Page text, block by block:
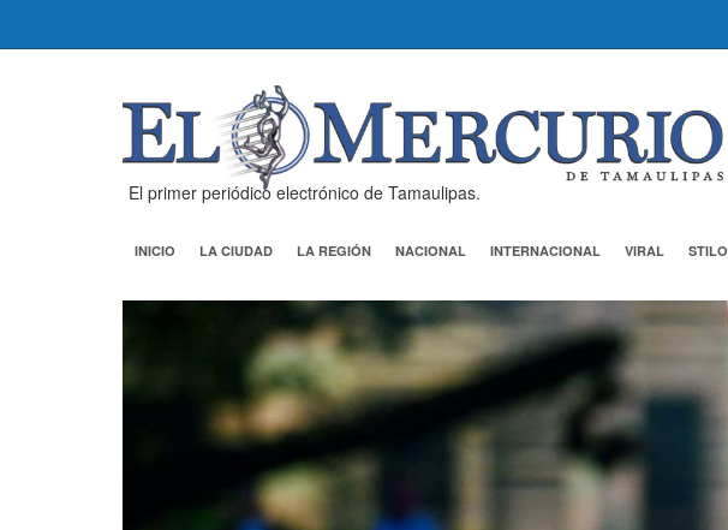
El primer periódico electrónico de Tamaulipas.
INICIO LA CIUDAD LA REGIÓN NACIONAL INTERNACIONAL VIRAL STILO